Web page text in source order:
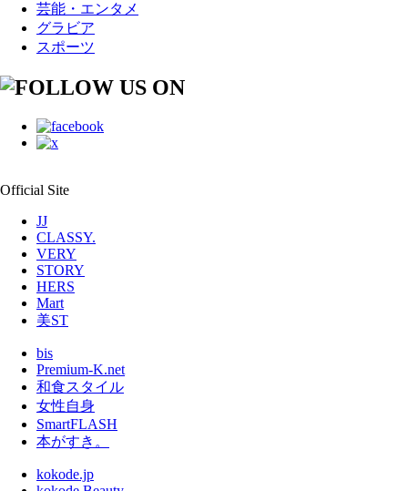
芸能・エンタメ
グラビア
スポーツ
Official Site
JJ
CLASSY.
VERY
STORY
HERS
Mart
美ST
bis
Premium-K.net
和食スタイル
女性自身
SmartFLASH
本がすき。
kokode.jp